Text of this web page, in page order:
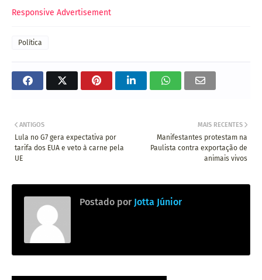
Responsive Advertisement
Política
MAIS RECENTES
Manifestantes protestam na
Paulista contra exportação de
animais vivos
ANTIGOS
Lula no G7 gera expectativa por
tarifa dos EUA e veto à carne pela
UE
Postado por Jotta Júnior